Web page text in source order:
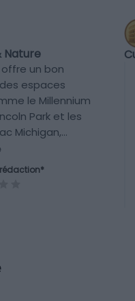
Nature
un bon
espaces
le Millennium
Park et les
Michigan,
la promenade,
aux activités
Toutefois,
ville.